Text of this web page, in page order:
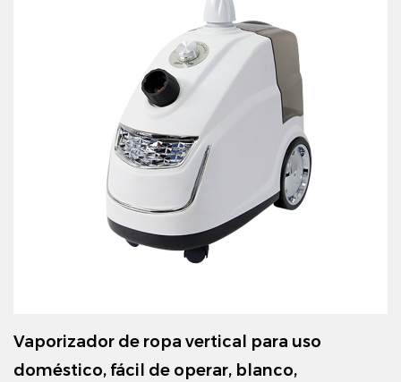
satisfacer sus necesidades y brindar más comodidad
y belleza a su vida hogareña.
para uso
blanco,
Vaporizador vertical
rentabilidad,